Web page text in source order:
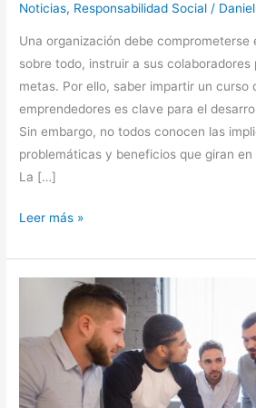
Noticias, Responsabilidad Social /
Una organización debe comprometerse
sobre todo, instruir a sus colaboradores
metas. Por ello, saber impartir un curso
emprendedores es clave para el
Sin embargo, no todos conocen las
problemáticas y beneficios que giran
La […]
Leer más »
Responsabilidad
Beneficios
de
aprender